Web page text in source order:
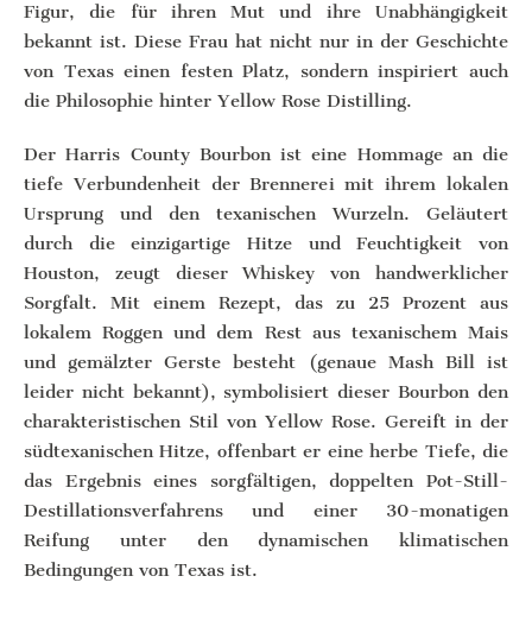
Figur, die für ihren Mut und ihre Unabhängigkeit
bekannt ist. Diese Frau hat nicht nur in der Geschichte
von Texas einen festen Platz, sondern inspiriert auch
die Philosophie hinter Yellow Rose Distilling.
Der Harris County Bourbon ist eine Hommage an die
tiefe Verbundenheit der Brennerei mit ihrem lokalen
Ursprung und den texanischen Wurzeln. Geläutert
durch die einzigartige Hitze und Feuchtigkeit von
Houston, zeugt dieser Whiskey von handwerklicher
Sorgfalt. Mit einem Rezept, das zu 25 Prozent aus
lokalem Roggen und dem Rest aus texanischem Mais
und gemälzter Gerste besteht (genaue Mash Bill ist
leider nicht bekannt), symbolisiert dieser Bourbon den
charakteristischen Stil von Yellow Rose. Gereift in der
südtexanischen Hitze, offenbart er eine herbe Tiefe, die
das Ergebnis eines sorgfältigen, doppelten Pot-Still-
Destillationsverfahrens und einer 30-monatigen
Reifung unter den dynamischen klimatischen
Bedingungen von Texas ist.